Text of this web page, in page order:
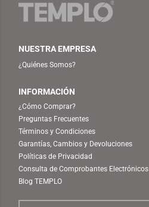
NUESTRA EMPRESA
¿Quiénes Somos?
INFORMACIÓN
¿Cómo Comprar?
Preguntas Frecuentes
Términos y Condiciones
Garantías, Cambios y Devoluciones
Políticas de Privacidad
Consulta de Comprobantes Electrónicos
Blog TEMPLO